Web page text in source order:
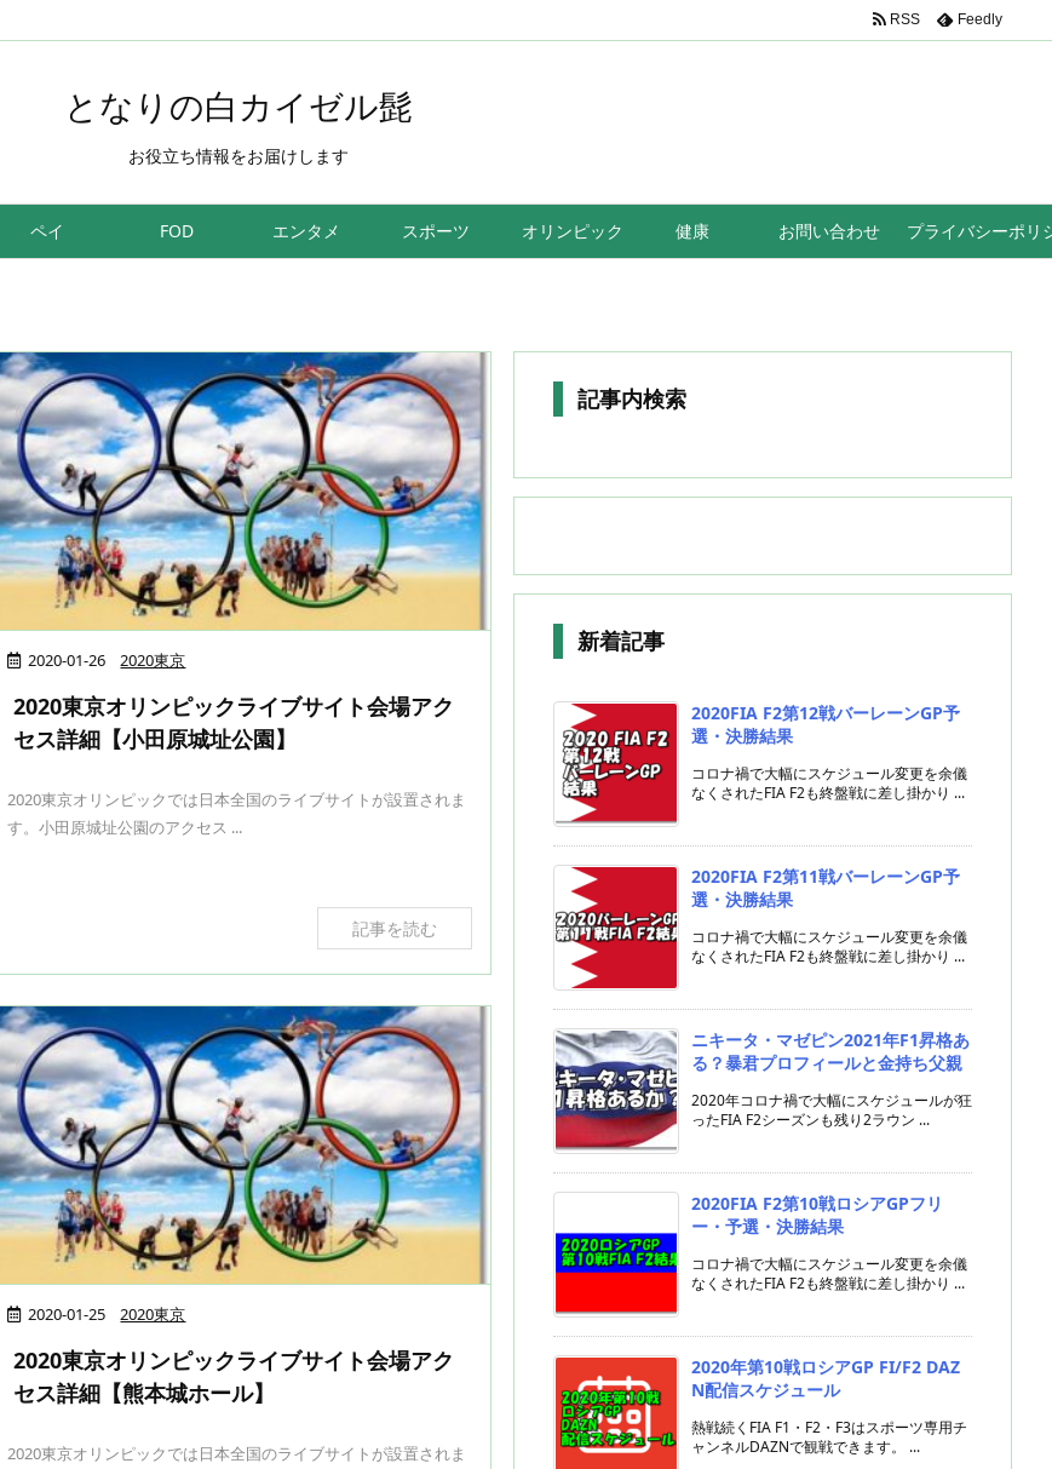
となりの白カイゼル髭
お役立ち情報をお届けします
ペイ FOD エンタメ スポーツ オリンピック 健康 お問い合わせ プライバシーポリ
RSS Feedly
2020-01-26 2020東京
2020東京オリンピックライブサイト会場アク
セス詳細【小田原城址公園】
2020東京オリンピックでは日本全国のライブサイトが設置されま
す。小田原城址公園のアクセス ...
記事を読む
2020-01-25 2020東京
2020東京オリンピックライブサイト会場アク
セス詳細【熊本城ホール】
2020東京オリンピックでは日本全国のライブサイトが設置されま
記事内検索
新着記事
2020FIA F2第12戦バーレーンGP予
選・決勝結果
コロナ禍で大幅にスケジュール変更を余儀
なくされたFIA F2も終盤戦に差し掛かり ...
2020FIA F2第11戦バーレーンGP予
選・決勝結果
コロナ禍で大幅にスケジュール変更を余儀
なくされたFIA F2も終盤戦に差し掛かり ...
ニキータ・マゼピン2021年F1昇格あ
る？暴君プロフィールと金持ち父親
2020年コロナ禍で大幅にスケジュールが狂
ったFIA F2シーズンも残り2ラウン ...
2020FIA F2第10戦ロシアGPフリ
ー・予選・決勝結果
コロナ禍で大幅にスケジュール変更を余儀
なくされたFIA F2も終盤戦に差し掛かり ...
2020年第10戦ロシアGP FI/F2 DAZ
N配信スケジュール
熱戦続くFIA F1・F2・F3はスポーツ専用チ
ャンネルDAZNで観戦できます。 ...